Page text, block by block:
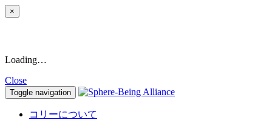
×
Loading…
Close
Toggle navigation
コリーについて